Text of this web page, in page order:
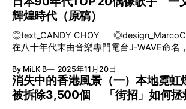
Harry Bertoia於50年代設計的網狀結構Side
轉木馬再現 重量級藝術家齊齊力撐，短短三個月內被裝入吸
引約30萬名參觀者，成為當年夏天最矚目的
年因經費所限而未能環球巡演，所有展品被
30年。至近年饒舌歌手Drake投資逾億元美
行的個展「本土回憶」，到2016年推出的
港災難》、2017年的《九龍城寨場景故事
亡》、2019年的《禁靈書》、2021年的《
年出版的《回憶見》，無不以香港為設定背
品中，崩壞殘缺或是壯麗優雅，均是香港無
緻。 回憶中的香港風物誌 開版頁為《回憶見》的第一幅畫
作，女生那把長髮套放了香港車來車往的街
城》的歌詞說起網絡創作歌手李蜜兒的故事
術中心看過原畫，墨水與空白之間擠擁著澎
輝煌時代（原稿）
◎text_CANDY CHOY ｜◎design_MarcoC 「J-POP」一詞
在八十年代末由音樂專門電台J-WAVE命名
黃金時代，當中以1994年起由傳奇音樂製作
栽培的一眾「小室家族」歌手，包括安室奈
GLOBE、TRF等最具代表性！ 其後J-POP更發展出更多的分
By MiLK B 2025年11月20日
消失中的香港風景（一）本地霓虹
被拆除3,500個 「街招」如何拯